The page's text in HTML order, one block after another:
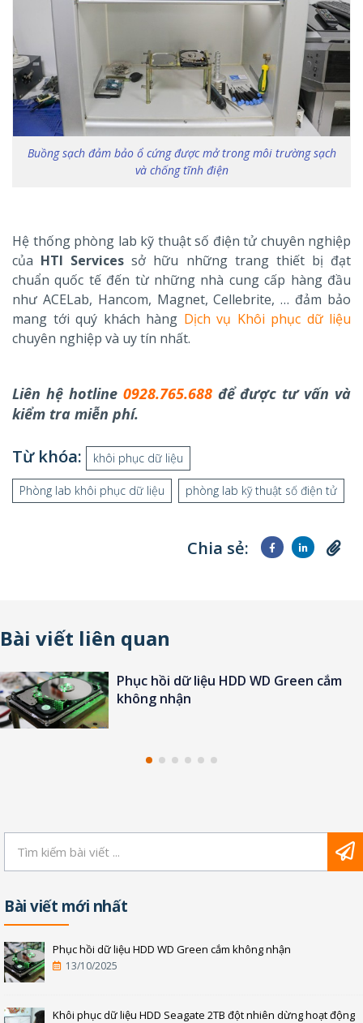
Buồng sạch đảm bảo ổ cứng được mở trong môi trường sạch
và chống tĩnh điện
Hệ thống phòng lab kỹ thuật số điện tử chuyên nghiệp
của HTI Services sở hữu những trang thiết bị đạt
chuẩn quốc tế đến từ những nhà cung cấp hàng đầu
như ACELab, Hancom, Magnet, Cellebrite, … đảm bảo
mang tới quý khách hàng Dịch vụ Khôi phục dữ liệu
chuyên nghiệp và uy tín nhất.
Liên hệ hotline 0928.765.688để được tư vấn và
kiểm tra miễn phí.
Từ khóa: khôi phục dữ liệu
Phòng lab khôi phục dữ liệu phòng lab kỹ thuật số điện tử
Chia sẻ:
Bài viết liên quan
Khôi phục dữ liệu HDD Seagate 2TB
đột nhiên dừng hoạt động
Bài viết mới nhất
Phục hồi dữ liệu HDD WD Green cắm không nhận
13/10/2025
Khôi phục dữ liệu HDD Seagate 2TB đột nhiên dừng hoạt động